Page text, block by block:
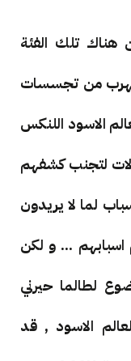
هناك تلك الفئة
من تجسسات
الاسود اللنكس
لتجنب كشفهم
لما لا يريدون
... و لكن
لطالما حيرني
الاسود , قد